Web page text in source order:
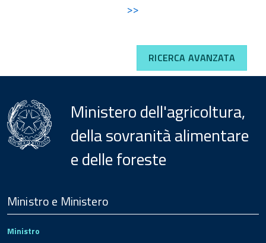
>>
RICERCA AVANZATA
Ministero dell'agricoltura,
della sovranità alimentare
e delle foreste
Footer
Ministro e Ministero
Ministro